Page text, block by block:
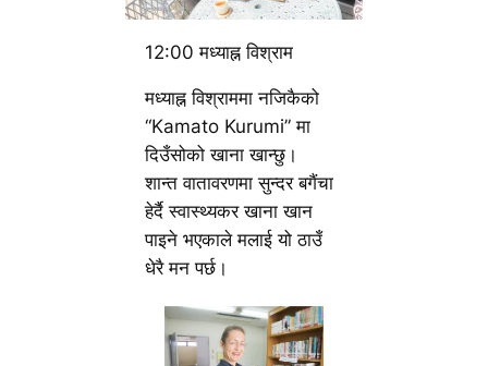
12:00 मध्याह्न विश्राम
मध्याह्न विश्राममा नजिकैको
“Kamato Kurumi” मा
दिउँसोको खाना खान्छु।
शान्त वातावरणमा सुन्दर बगैंचा
हेर्दै स्वास्थ्यकर खाना खान
पाइने भएकाले मलाई यो ठाउँ
धेरै मन पर्छ।